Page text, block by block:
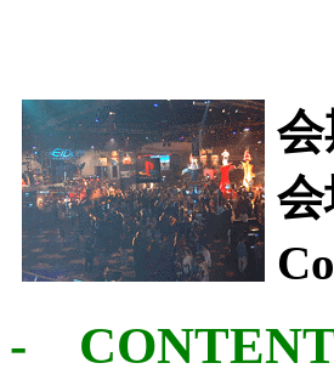
会
-